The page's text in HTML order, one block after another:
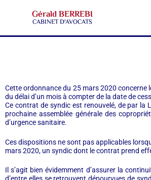
Gérald BERREBI
CABINET D'AVOCATS
Cette ordonnance du 25 mars 2020 concerne
du délai d’un mois à compter de la date de
Ce contrat de syndic est renouvelé, de par la
prochaine assemblée générale des
d’urgence sanitaire.
Ces dispositions ne sont pas applicables
mars 2020, un syndic dont le contrat prend
Il s’agit bien évidemment d’assurer la